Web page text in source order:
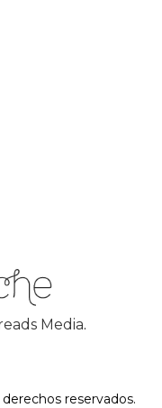
Media.
reservados.